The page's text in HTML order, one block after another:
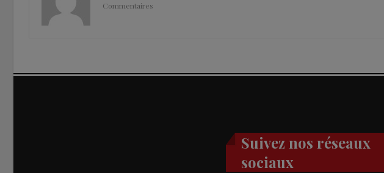
Commentaires
Suivez nos réseaux
sociaux